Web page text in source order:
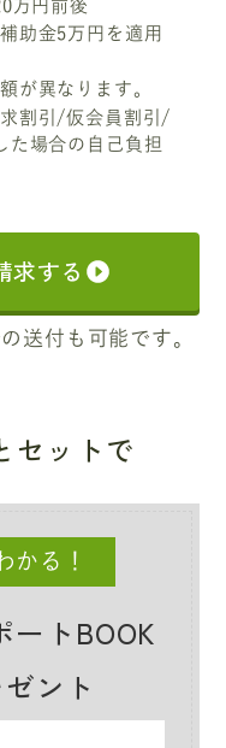
万円前後
助金5万円を適用
が異なります。
割引/仮会員割引/
た場合の自己負担
求する
送付も可能です。
セットで
かる！
ートBOOK
ント